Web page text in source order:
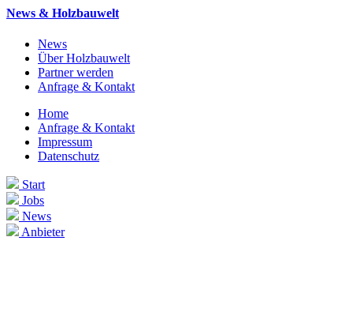
News & Holzbauwelt
News
Über Holzbauwelt
Partner werden
Anfrage & Kontakt
Home
Anfrage & Kontakt
Impressum
Datenschutz
Start
Jobs
News
Anbieter